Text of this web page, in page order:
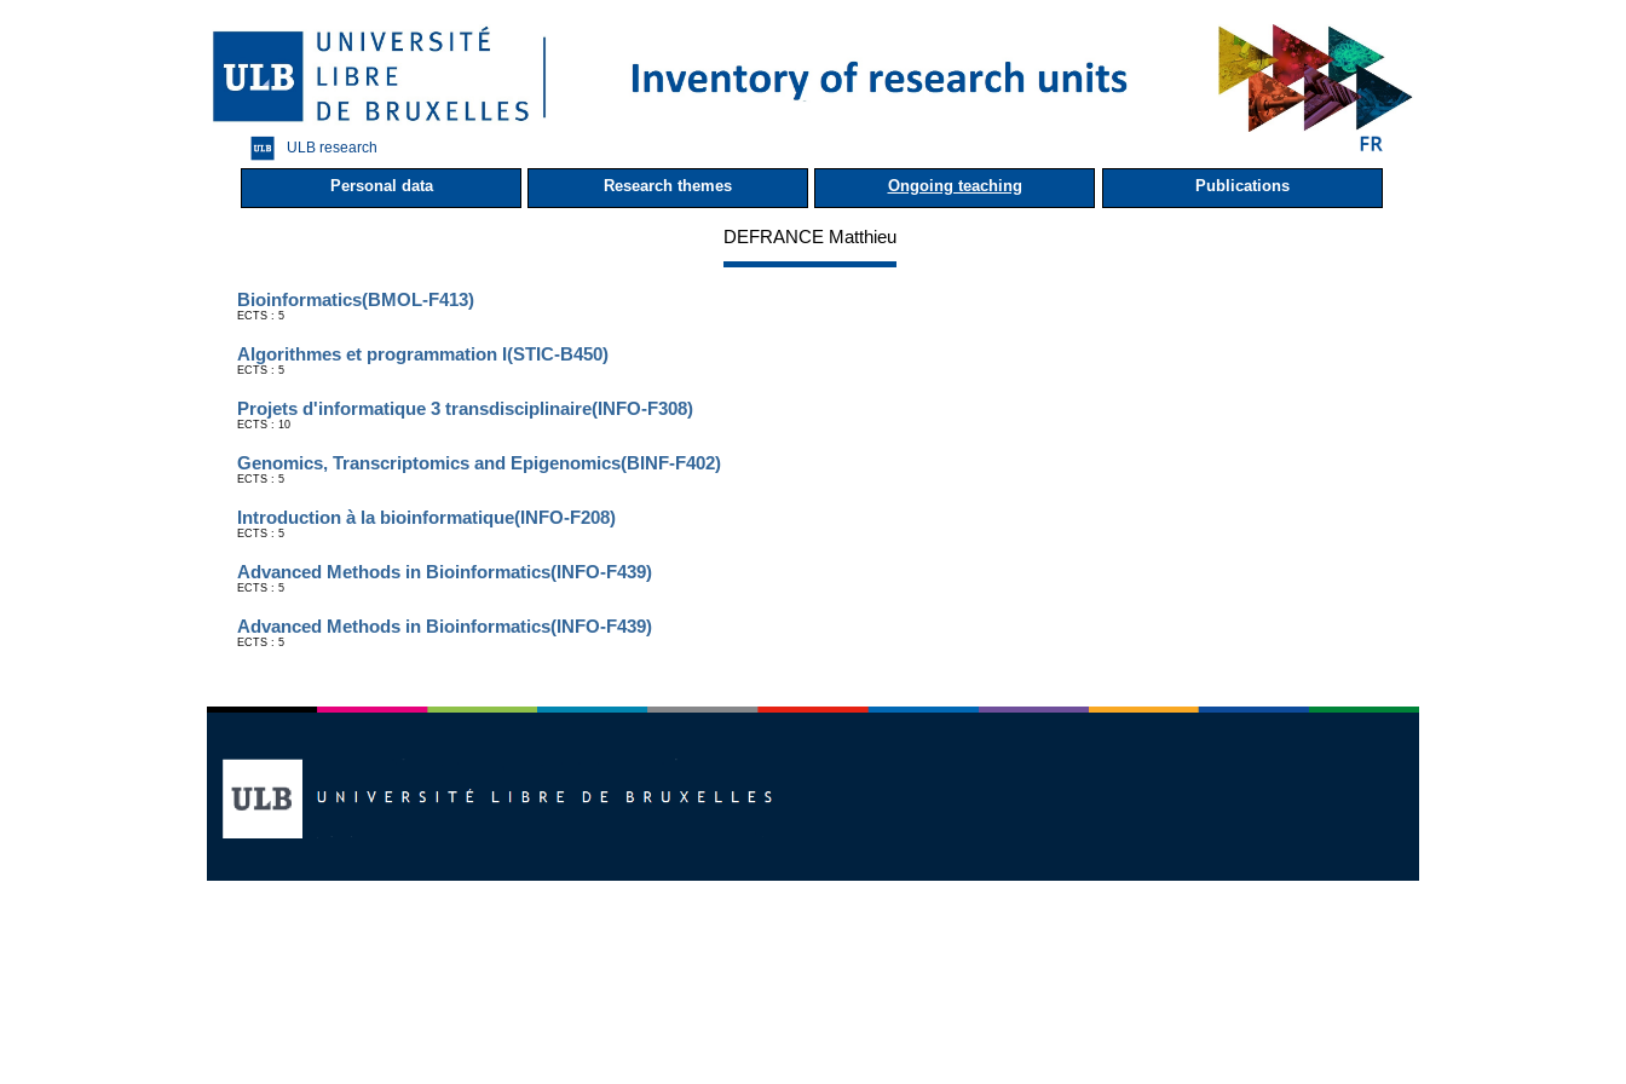
ULB research
Personal data Research themes Ongoing teaching Publications
DEFRANCE Matthieu
Bioinformatics(BMOL-F413)
ECTS : 5
Algorithmes et programmation I(STIC-B450)
ECTS : 5
Projets d'informatique 3 transdisciplinaire(INFO-F308)
ECTS : 10
Genomics, Transcriptomics and Epigenomics(BINF-F402)
ECTS : 5
Introduction à la bioinformatique(INFO-F208)
ECTS : 5
Advanced Methods in Bioinformatics(INFO-F439)
ECTS : 5
Advanced Methods in Bioinformatics(INFO-F439)
ECTS : 5